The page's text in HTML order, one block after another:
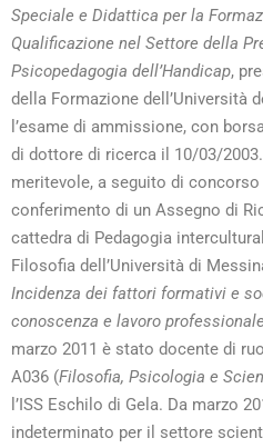
Speciale e Didattica per la
Qualificazione nel Settore della
Psicopedagogia dell’Handicap,
della Formazione dell’Università
l’esame di ammissione, con
di dottore di ricerca il 10/03/2003.
meritevole, a seguito di
conferimento di un Assegno di
cattedra di Pedagogia
Filosofia dell’Università di
Incidenza dei fattori formativi e
conoscenza e lavoro professionale
marzo 2011 è stato docente di
A036 (Filosofia, Psicologia e
l’ISS Eschilo di Gela. Da marzo
indeterminato per il settore